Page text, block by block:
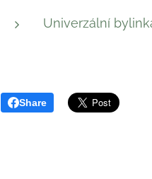
Univerzální
Share